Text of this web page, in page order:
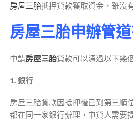
房屋三胎抵押貸款獲取資金，雖沒
房屋三胎申辦管
申請房屋三胎貸款可以通過以下幾
1. 銀行
房屋三胎貸款因抵押權已到第三順
都在同一家銀行辦理，申貸人需要